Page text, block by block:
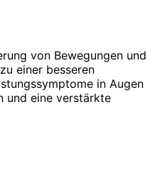
von Bewegungen und
einer besseren
in Augen
und eine verstärkte